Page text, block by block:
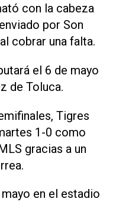
con la cabeza
por Son
cobrar una falta.
el 6 de mayo
de Toluca.
Tigres
1-0 como
gracias a un
en ‌el estadio